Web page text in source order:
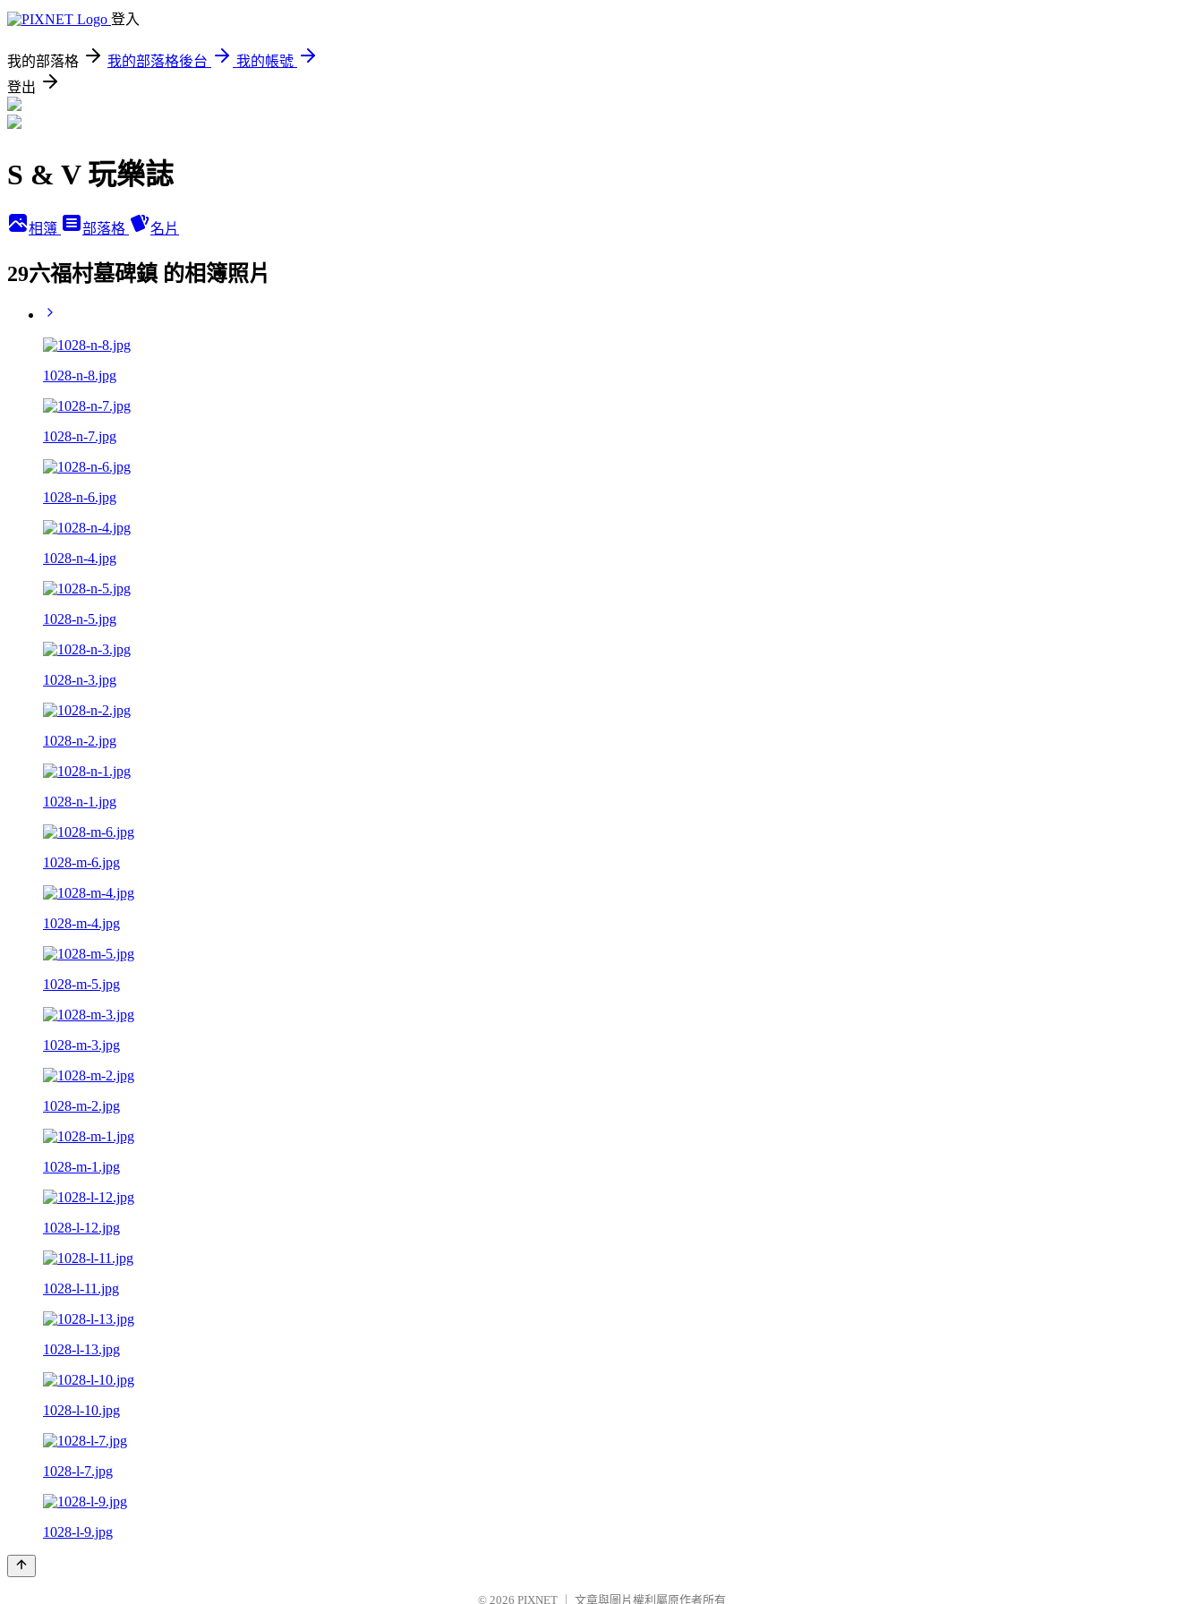
登入
我的部落格 我的部落格後台
我的帳號
登出
S & V 玩樂誌
相簿 部落格 名片
29六福村墓碑鎮 的相簿照片
1028-n-8.jpg
1028-n-7.jpg
1028-n-6.jpg
1028-n-4.jpg
1028-n-5.jpg
1028-n-3.jpg
1028-n-2.jpg
1028-n-1.jpg
1028-m-6.jpg
1028-m-4.jpg
1028-m-5.jpg
1028-m-3.jpg
1028-m-2.jpg
1028-m-1.jpg
1028-l-12.jpg
1028-l-11.jpg
1028-l-13.jpg
1028-l-10.jpg
1028-l-7.jpg
1028-l-9.jpg
© 2026 PIXNET 文章與圖片權利屬原作者所有